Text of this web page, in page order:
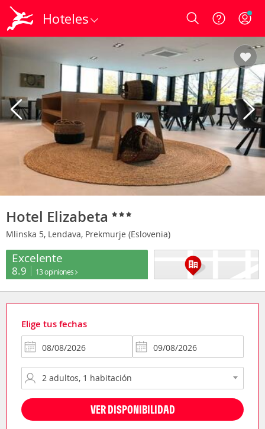
Hoteles Login
Hotel Elizabeta
Mlinska 5, Lendava, Prekmurje (Eslovenia)
Excelente
8.9 13 opiniones
Elige tus fechas
VER DISPONIBILIDAD